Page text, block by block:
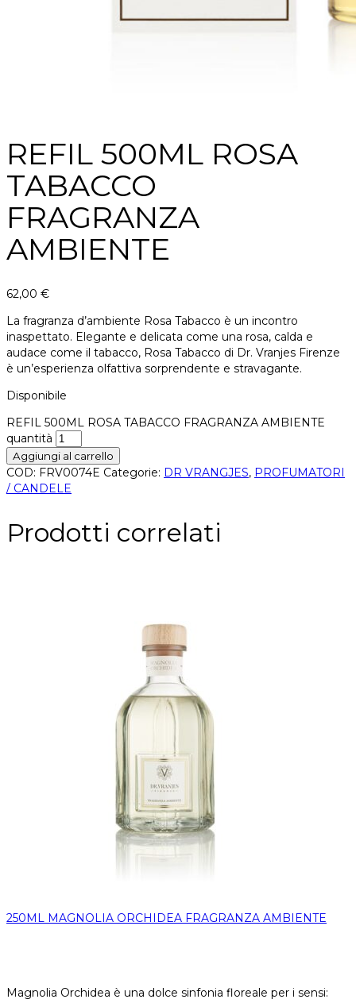
REFIL 500ML ROSA
TABACCO
FRAGRANZA
AMBIENTE
62,00 €
La fragranza d’ambiente Rosa Tabacco è un incontro
inaspettato. Elegante e delicata come una rosa, calda e
audace come il tabacco, Rosa Tabacco di Dr. Vranjes Firenze
è un’esperienza olfattiva sorprendente e stravagante.
Disponibile
REFIL 500ML ROSA TABACCO FRAGRANZA AMBIENTE
quantità
Aggiungi al carrello
COD: FRV0074E Categorie: DR VRANGJES, PROFUMATORI
/ CANDELE
Prodotti correlati
250ML MAGNOLIA ORCHIDEA FRAGRANZA AMBIENTE
Magnolia Orchidea è una dolce sinfonia floreale per i sensi: